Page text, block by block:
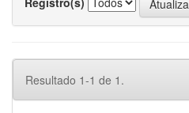
Resultado 1-1 de 1.